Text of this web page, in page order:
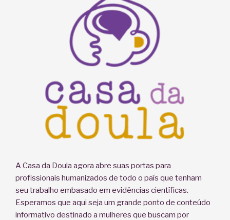
A Casa da Doula agora abre suas portas para
profissionais humanizados de todo o país que tenham
seu trabalho embasado em evidências científicas.
Esperamos que aqui seja um grande ponto de conteúdo
informativo destinado a mulheres que buscam por